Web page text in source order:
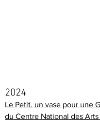
2024
Le Petit. un vase pour une
du Centre National des